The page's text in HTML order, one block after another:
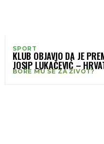
SPORT
KLUB OBJAVIO DA JE
JOSIP LUKAČEVIĆ –
UVIJEK ŽIV
BORE MU SE ZA ŽIVOT?